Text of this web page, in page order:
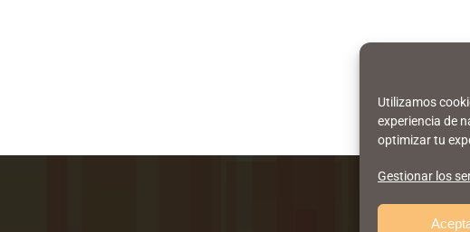
Utilizamos
experiencia de
optimizar tu
Gestionar los